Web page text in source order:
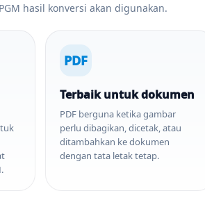
hasil konversi akan digunakan.
PDF
Terbaik untuk dokumen
PDF berguna ketika gambar
perlu dibagikan, dicetak, atau
ditambahkan ke dokumen
dengan tata letak tetap.